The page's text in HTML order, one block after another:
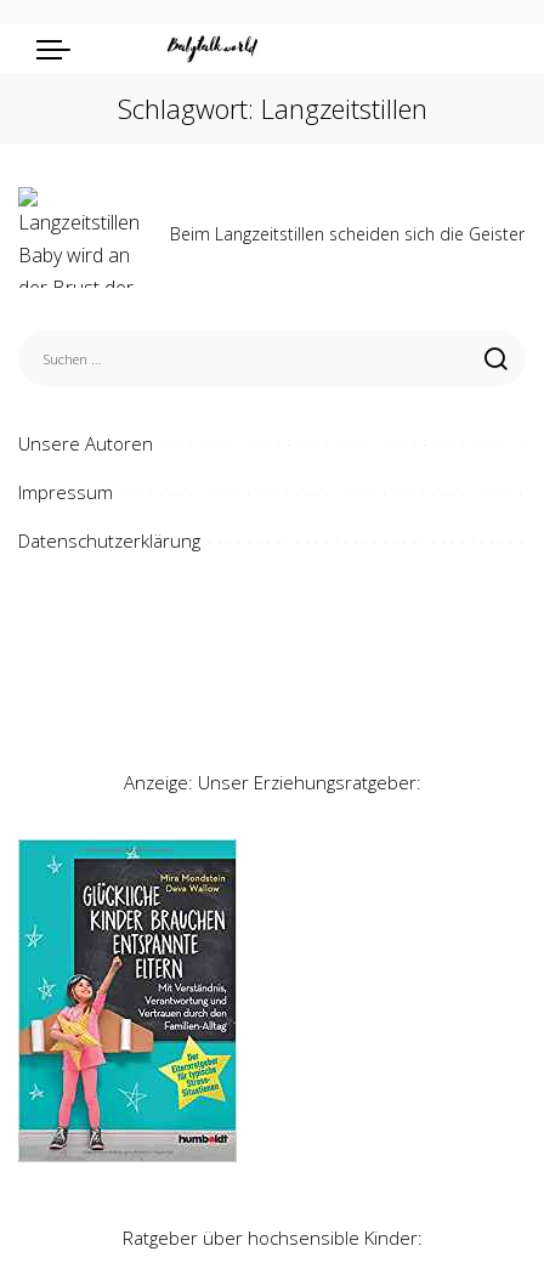
Schlagwort: Langzeitstillen
Beim Langzeitstillen scheiden sich die Geister
Unsere Autoren
Impressum
Datenschutzerklärung
Anzeige: Unser Erziehungsratgeber:
Ratgeber über hochsensible Kinder: